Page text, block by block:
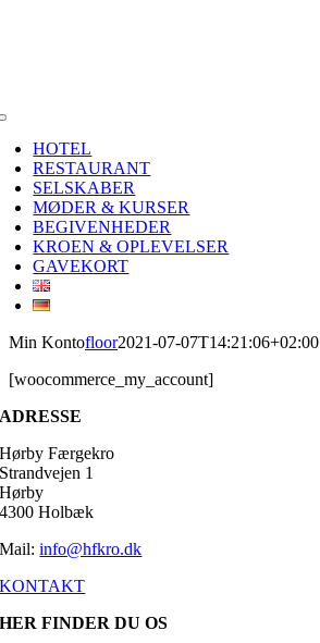
HOTEL
RESTAURANT
SELSKABER
MØDER & KURSER
BEGIVENHEDER
KROEN & OPLEVELSER
GAVEKORT
Min Kontofloor2021-07-07T14:21:06+02:00
[woocommerce_my_account]
ADRESSE
Hørby Færgekro
Strandvejen 1
Hørby
4300 Holbæk
Mail:info@hfkro.dk
KONTAKT
HER FINDER DU OS